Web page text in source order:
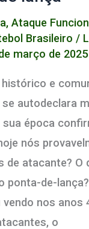
,Ataque
Brasileiro /
março de 2025
histórico e
se autodeclara
época
nós
de atacante? O
ponta-de-
nos anos
o